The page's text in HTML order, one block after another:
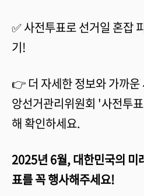
✅ 사전투표로 선거일 혼잡
기!
👉 더 자세한 정보와 가까
앙선거관리위원회 '사전투
해 확인하세요.
2025년 6월, 대한민국의 미
표를 꼭 행사해주세요!